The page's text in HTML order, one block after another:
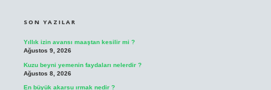
SON YAZILAR
Yıllık izin avansı maaştan kesilir mi ?
Ağustos 9, 2026
Kuzu beyni yemenin faydaları nelerdir ?
Ağustos 8, 2026
En büyük akarsu ırmak nedir ?